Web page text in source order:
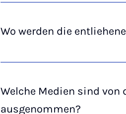
Wo werden die
Welche Medien sind von
ausgenommen?